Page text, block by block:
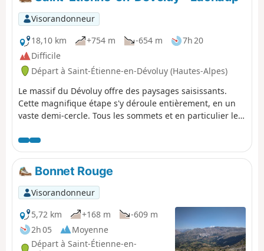
Visorandonneur
18,10 km
+754 m -654 m
7h 20
Difficile
Départ à Saint-Étienne-en-Dévoluy (Hautes-Alpes)
Le massif du Dévoluy offre des paysages saisissants.
Cette magnifique étape s'y déroule entièrement, en un
vaste demi-cercle. Tous les sommets et en particulier le
de Bure au Sud-Est seront visibles presque toute la
journée sous des angles différents. Passages en forêt,
dans les prairies et traversées de nombreux hameaux
alternent lors de cette journée pour parvenir à Lachaup,
au pied du Rocher Rond, point culminant du PNR du
Vercors. Avant Saint-Disdier, ne pas oublier de faire halte
à la Mère Église (XIe siècle).
Bonnet Rouge
Visorandonneur
5,72 km
+168 m
-609 m
2h 05
Moyenne
Départ à Saint-Étienne-en-